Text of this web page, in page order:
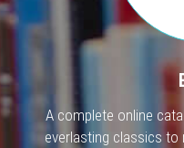
A complete online
everlasting classics